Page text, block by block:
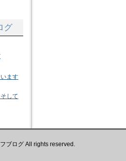
グ
ます
して
ブログ All rights reserved.